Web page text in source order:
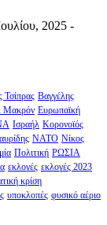
2025 -
Τσίπρας Βαγγέλης
Μακρόν Ευρωπαϊκή
Ισραήλ Κορονοϊός
ΝΑΤΟ Νίκος
Πολιτική ΡΩΣΙΑ
εκλογές εκλογές 2023
κρίση
υποκλοπές φυσικό αέριο